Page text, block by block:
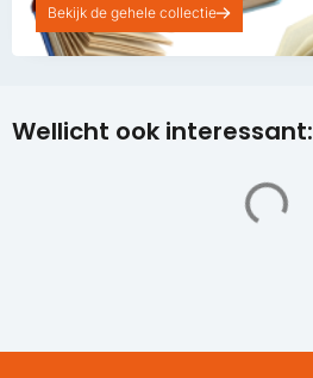
Bekijk de gehele collectie
Wellicht ook interessant: